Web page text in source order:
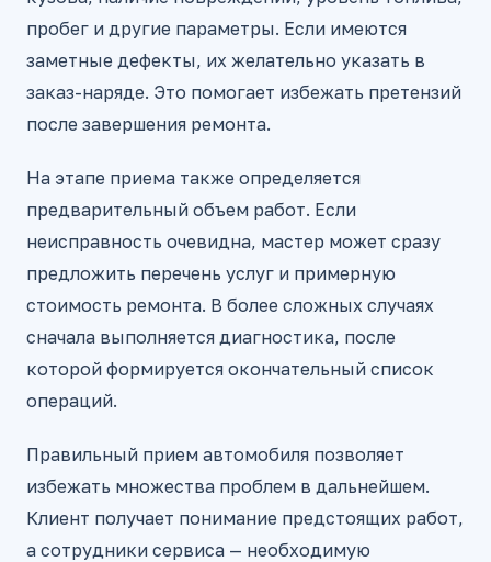
пробег и другие параметры. Если имеются
заметные дефекты, их желательно указать в
заказ-наряде. Это помогает избежать претензий
после завершения ремонта.
На этапе приема также определяется
предварительный объем работ. Если
неисправность очевидна, мастер может сразу
предложить перечень услуг и примерную
стоимость ремонта. В более сложных случаях
сначала выполняется диагностика, после
которой формируется окончательный список
операций.
Правильный прием автомобиля позволяет
избежать множества проблем в дальнейшем.
Клиент получает понимание предстоящих работ,
а сотрудники сервиса — необходимую